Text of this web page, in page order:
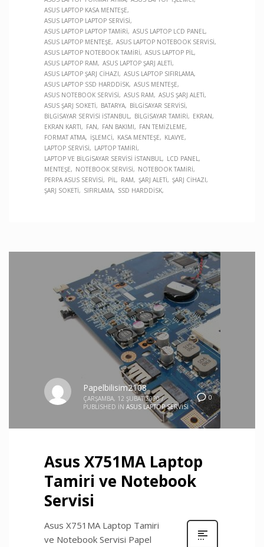
ASUS LAPTOP KASA MENTEŞE
ASUS LAPTOP LAPTOP SERVISI
ASUS LAPTOP LAPTOP TAMIRI
ASUS LAPTOP LCD PANEL
ASUS LAPTOP MENTEŞE
ASUS LAPTOP NOTEBOOK SERVISI
ASUS LAPTOP NOTEBOOK TAMIRI
ASUS LAPTOP PIL
ASUS LAPTOP RAM
ASUS LAPTOP ŞARJ ALETI
ASUS LAPTOP ŞARJ CIHAZI
ASUS LAPTOP SIFIRLAMA
ASUS LAPTOP SSD HARDDISK ASUS MENTEŞE
ASUS NOTEBOOK SERVISI
ASUS RAM
ASUS ŞARJ ALETI
ASUS ŞARJ SOKETI
BATARYA
BILGISAYAR SERVISI
BILGISAYAR SERVISI İSTANBUL
BILGISAYAR TAMIRI
EKRAN
EKRAN KARTI
FAN FAN BAKIMI
FAN TEMIZLEME
FORMAT ATMA
İŞLEMCI KASA MENTEŞE
KLAVYE
LAPTOP SERVISI
LAPTOP TAMIRI
LAPTOP VE BILGISAYAR SERVISI İSTANBUL
LCD PANEL
MENTEŞE
NOTEBOOK SERVISI
NOTEBOOK TAMIRI
PERPA ASUS SERVISI
PIL RAM ŞARJ ALETI
ŞARJ CIHAZI
ŞARJ SOKETI
SIFIRLAMA SSD HARDDISK
0
Papelbilisim2108
ÇARŞAMBA, 12 ŞUBAT 2020 /
PUBLISHED IN ASUS LAPTOP SERVISI
Asus X751MA Laptop
Tamiri ve Notebook
Servisi
Asus X751MA Laptop Tamiri
ve Notebook Servisi Papel